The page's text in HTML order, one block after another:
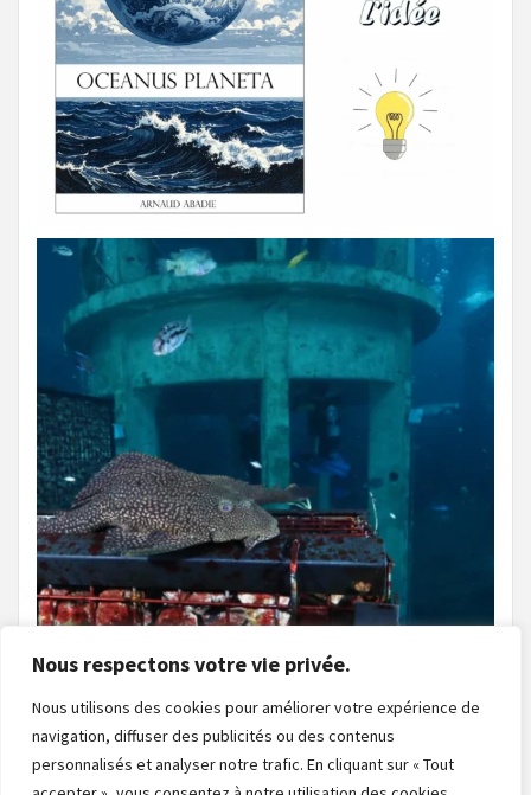
Nous respectons votre vie privée.
Nous utilisons des cookies pour améliorer votre expérience de
navigation, diffuser des publicités ou des contenus
personnalisés et analyser notre trafic. En cliquant sur « Tout
Charger plus Suivre sur Instagram